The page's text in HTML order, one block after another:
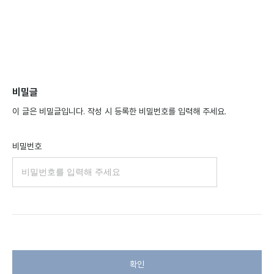
비밀글
이 글은 비밀글입니다. 작성 시 등록한 비밀번호를 입력해 주세요.
비밀번호
확인